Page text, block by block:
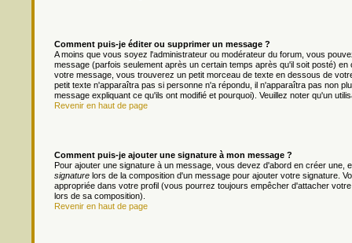
Comment puis-je éditer ou supprimer un message ?
A moins que vous soyez l'administrateur ou modérateur du forum, vous
message (parfois seulement après un certain temps après qu'il soit posté)
votre message, vous trouverez un petit morceau de texte en dessous de
petit texte n'apparaîtra pas si personne n'a répondu, il n'apparaîtra pas non
message expliquant ce qu'ils ont modifié et pourquoi). Veuillez noter qu'un
Revenir en haut de page
Comment puis-je ajouter une signature à mon message ?
Pour ajouter une signature à un message, vous devez d'abord en créer
signature lors de la composition d'un message pour ajouter votre signature.
appropriée dans votre profil (vous pourrez toujours empêcher d'attacher
lors de sa composition).
Revenir en haut de page